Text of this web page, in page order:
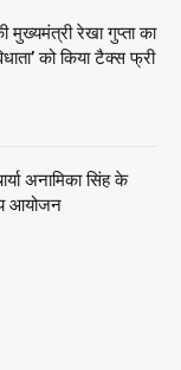
मुख्यमंत्री रेखा गुप्ता का
को किया टैक्स फ्री
अनामिका सिंह के
आयोजन